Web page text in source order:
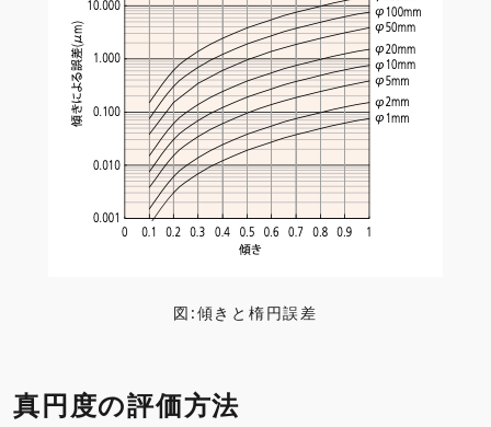
図:傾きと楕円誤差
真円度の評価方法